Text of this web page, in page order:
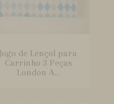
Jogo de Lençol para
Carrinho 3 Peças
London A...